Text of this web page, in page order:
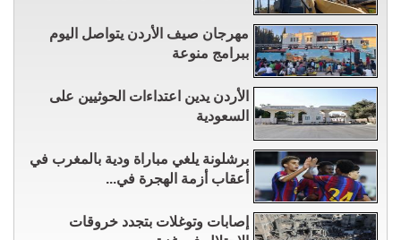
مهرجان صيف الأردن يتواصل اليوم
ببرامج منوعة
الأردن يدين اعتداءات الحوثيين على
السعودية
برشلونة يلغي مباراة ودية بالمغرب في
أعقاب أزمة الهجرة في...
إصابات وتوغلات بتجدد خروقات